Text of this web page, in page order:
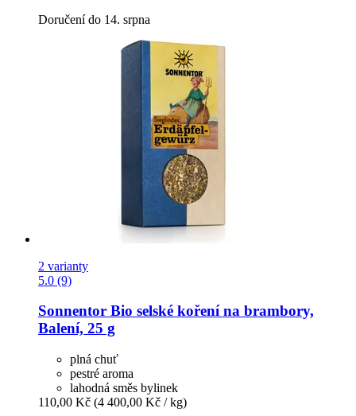
Doručení do 14. srpna
2 varianty
5.0 (9)
Sonnentor Bio selské koření na brambory,
Balení, 25 g
plná chuť
pestré aroma
lahodná směs bylinek
110,00 Kč (4 400,00 Kč / kg)